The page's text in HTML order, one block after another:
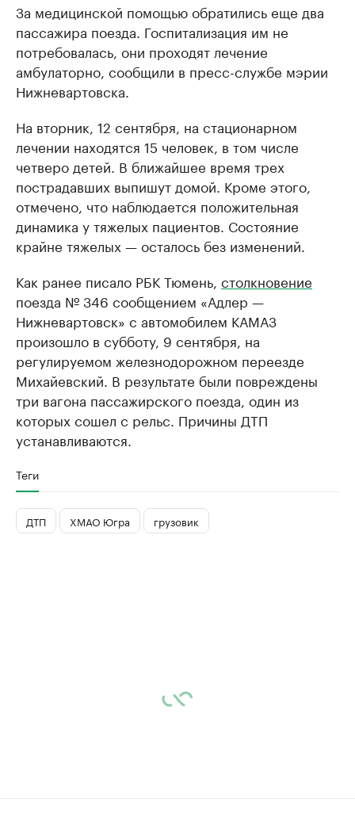
За медицинской помощью обратились еще два
пассажира поезда. Госпитализация им не
потребовалась, они проходят лечение
амбулаторно, сообщили в пресс-службе мэрии
Нижневартовска.
На вторник, 12 сентября, на стационарном
лечении находятся 15 человек, в том числе
четверо детей. В ближайшее время трех
пострадавших выпишут домой. Кроме этого,
отмечено, что наблюдается положительная
динамика у тяжелых пациентов. Состояние
крайне тяжелых — осталось без изменений.
Как ранее писало РБК Тюмень, столкновение
поезда № 346 сообщением «Адлер —
Нижневартовск» с автомобилем КАМАЗ
произошло в субботу, 9 сентября, на
регулируемом железнодорожном переезде
Михайевский. В результате были повреждены
три вагона пассажирского поезда, один из
которых сошел с рельс. Причины ДТП
устанавливаются.
Теги
ДТП ХМАО Югра грузовик